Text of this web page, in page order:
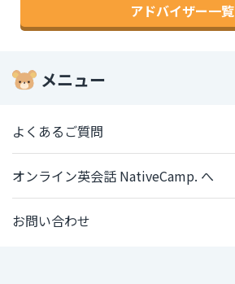
アドバイザー一覧
メニュー
よくあるご質問
オンライン英会話 NativeCamp. へ
お問い合わせ